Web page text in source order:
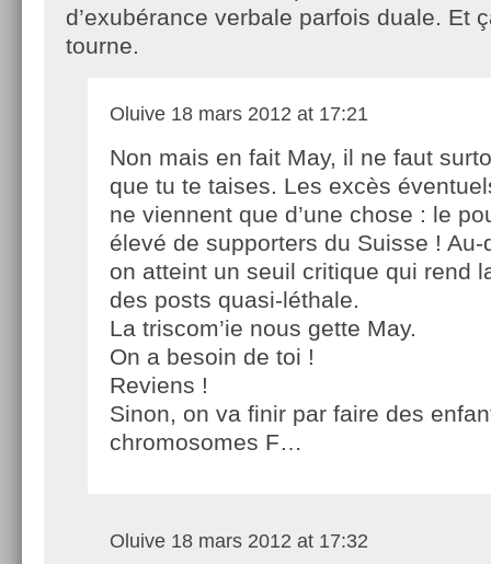
d’exubérance verbale parfois duale. Et
tourne.
Oluive 18 mars 2012 at 17:21
Non mais en fait May, il ne faut
que tu te taises. Les excès
ne viennent que d’une chose : le
élevé de supporters du Suisse !
on atteint un seuil critique qui rend
des posts quasi-léthale.
La triscom’ie nous gette May.
On a besoin de toi !
Reviens !
Sinon, on va finir par faire des
chromosomes F…
Oluive 18 mars 2012 at 17:32